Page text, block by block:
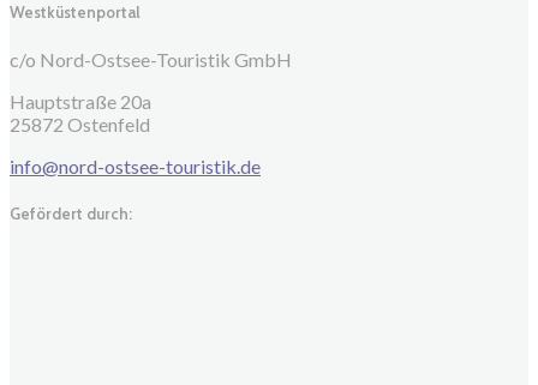
Westküstenportal
c/o Nord-Ostsee-Touristik GmbH
Hauptstraße 20a
25872 Ostenfeld
info@nord-ostsee-touristik.de
Gefördert durch: